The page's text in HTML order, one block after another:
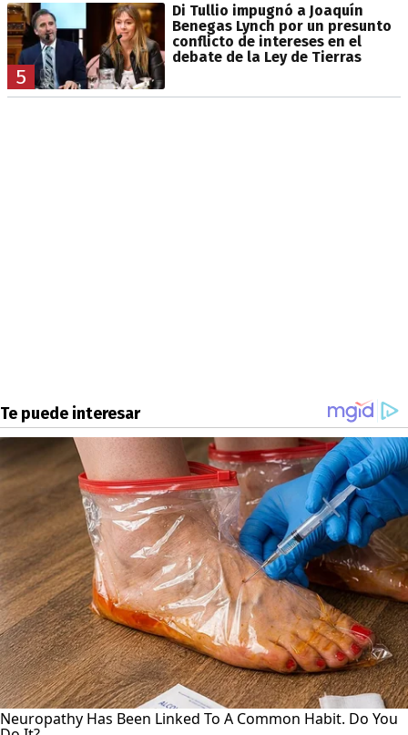
5
Di Tullio impugnó a Joaquín
Benegas Lynch por un presunto
conflicto de intereses en el
debate de la Ley de Tierras